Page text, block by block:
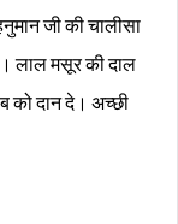
जी की चालीसा
लाल मसूर की दाल
को दान दे। अच्छी